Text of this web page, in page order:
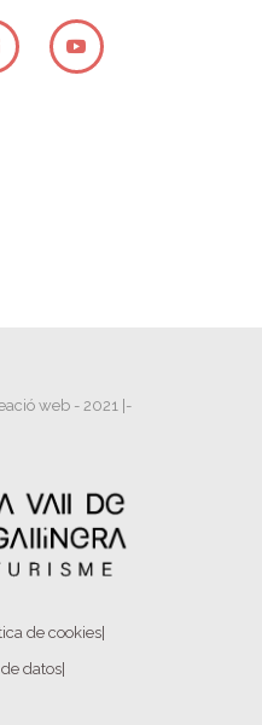
web - 2021 |-
de cookies|
datos|